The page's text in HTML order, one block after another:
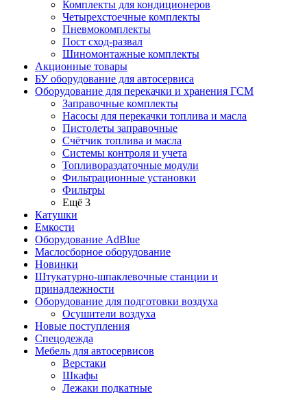
Комплекты для кондиционеров
Четырехстоечные комплекты
Пневмокомплекты
Пост сход-развал
Шиномонтажные комплекты
Акционные товары
БУ оборудование для автосервиса
Оборудование для перекачки и хранения ГСМ
Заправочные комплекты
Насосы для перекачки топлива и масла
Пистолеты заправочные
Счётчик топлива и масла
Системы контроля и учета
Топливораздаточные модули
Фильтрационные установки
Фильтры
Ещё 3
Катушки
Емкости
Оборудование AdBlue
Маслосборное оборудование
Новинки
Штукатурно-шпаклевочные станции и
принадлежности
Оборудование для подготовки воздуха
Осушители воздуха
Новые поступления
Спецодежда
Мебель для автосервисов
Верстаки
Шкафы
Лежаки подкатные